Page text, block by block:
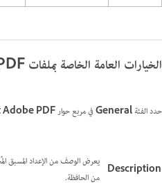
الخيارات العامة الخاصة بملفات PDF
حدد الفئةGeneralفي مربع حوارPDF
Description
يعرض الوصف من الإعداد المسبق
من الحافظة.